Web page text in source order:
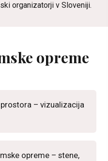
organizatorji v Sloveniji.
opreme
– vizualizacija
opreme – stene,